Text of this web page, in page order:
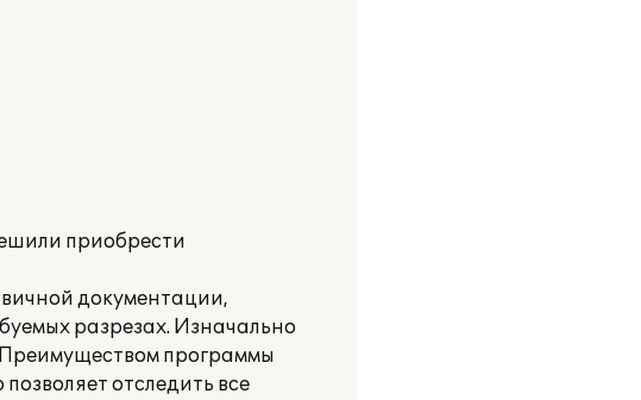
приобрести
документации,
разрезах. Изначально
программы
отследить все